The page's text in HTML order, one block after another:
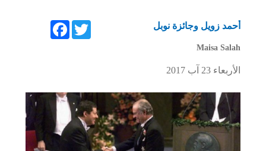
FacebookTwitter أحمد زويل وجائزة نوبل
Maisa Salah
الأربعاء 23 آب 2017